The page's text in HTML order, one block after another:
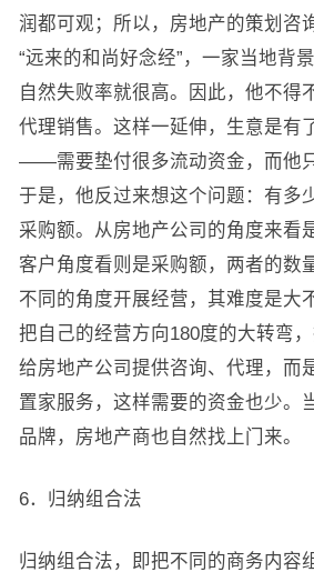
润都可观；所以，房地产的策划咨
“远来的和尚好念经”，一家当地背
自然失败率就很高。因此，他不得
代理销售。这样一延伸，生意是有
——需要垫付很多流动资金，而他
于是，他反过来想这个问题：有多
采购额。从房地产公司的角度来看
客户角度看则是采购额，两者的数
不同的角度开展经营，其难度是大
把自己的经营方向180度的大转弯
给房地产公司提供咨询、代理，而
置家服务，这样需要的资金也少。
品牌，房地产商也自然找上门来。
6．归纳组合法
归纳组合法，即把不同的商务内容